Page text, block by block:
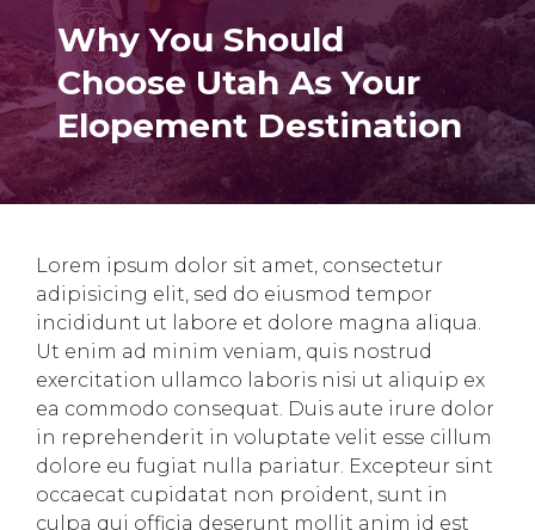
Why You Should
Choose Utah As Your
Elopement Destination
Lorem ipsum dolor sit amet, consectetur
adipisicing elit, sed do eiusmod tempor
incididunt ut labore et dolore magna aliqua.
Ut enim ad minim veniam, quis nostrud
exercitation ullamco laboris nisi ut aliquip ex
ea commodo consequat. Duis aute irure dolor
in reprehenderit in voluptate velit esse cillum
dolore eu fugiat nulla pariatur. Excepteur sint
occaecat cupidatat non proident, sunt in
culpa qui officia deserunt mollit anim id est